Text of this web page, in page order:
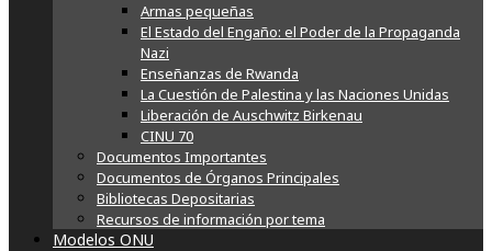
Armas pequeñas
El Estado del Engaño: el Poder de la Propaganda
Nazi
Enseñanzas de Rwanda
La Cuestión de Palestina y las Naciones Unidas
Liberación de Auschwitz Birkenau
CINU 70
Documentos Importantes
Documentos de Órganos Principales
Bibliotecas Depositarias
Recursos de información por tema
Modelos ONU